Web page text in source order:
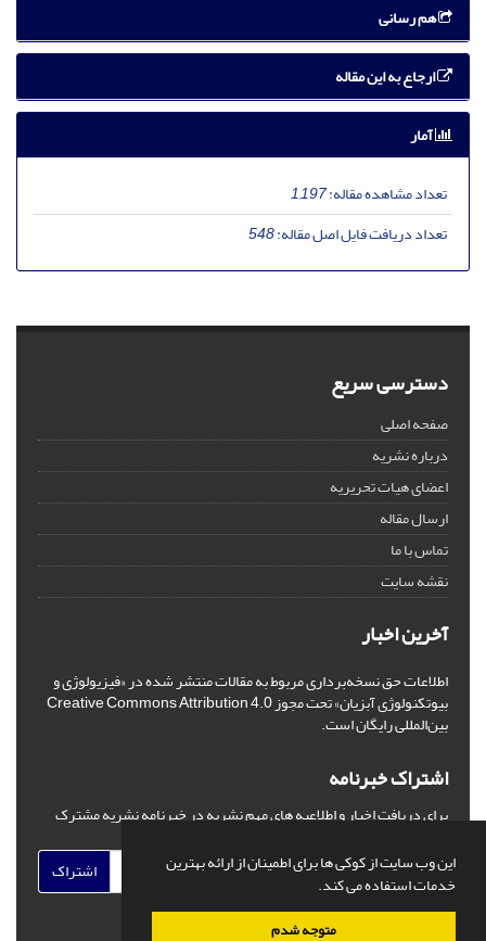
این وب سایت از کوکی ها برای اطمینان از ارائه بهترین
خدمات استفاده می کند.
متوجه شدم
هم رسانی
ارجاع به این مقاله
آمار
تعداد مشاهده مقاله:1,197
تعداد دریافت فایل اصل مقاله:548
دسترسی سریع
صفحه اصلی
درباره نشریه
اعضای هیات تحریریه
ارسال مقاله
تماس با ما
نقشه سایت
آخرین اخبار
اطلاعات حق نسخه‌برداری مربوط به مقالات منتشر شده در «فیزیولوژی و
بیوتکنولوژی آبزیان» تحت مجوز Creative Commons Attribution 4.0
بین‌المللی رایگان است.
اشتراک خبرنامه
برای دریافت اخبار و اطلاعیه های مهم نشریه در خبرنامه نشریه مشترک
اشتراک